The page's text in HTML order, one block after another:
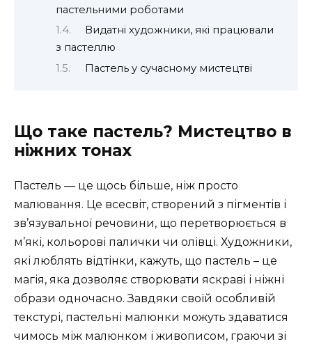
пастельними роботами
Видатні художники, які працювали
з пастеллю
Пастель у сучасному мистецтві
Що таке пастель? Мистецтво в
ніжних тонах
Пастель — це щось більше, ніж просто
малювання. Це всесвіт, створений з пігментів і
зв’язувальної речовини, що перетворюється в
м’які, кольорові палички чи олівці. Художники,
які люблять відтінки, кажуть, що пастель – це
магія, яка дозволяє створювати яскраві і ніжні
образи одночасно. Завдяки своїй особливій
текстурі, пастельні малюнки можуть здаватися
чимось між малюнком і живописом, граючи зі